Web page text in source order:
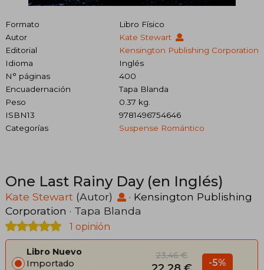
Formato
Libro Físico
Autor
Kate Stewart
Editorial
Kensington Publishing Corporation
Idioma
Inglés
N° páginas
400
Encuadernación
Tapa Blanda
Peso
0.37 kg.
ISBN13
9781496754646
Categorías
Suspense Romántico
One Last Rainy Day (en Inglés)
Kate Stewart (Autor) · Kensington Publishing
Corporation · Tapa Blanda
1 opinión
Libro Nuevo
Importado
23,46 €
-5%